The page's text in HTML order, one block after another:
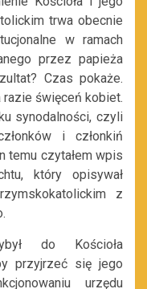
trwa obecnie
w ramach
przez papieża
Czas pokaże.
święceń kobiet.
synodalności, czyli
i członkiń
temu czytałem wpis
który opisywał
z
do Kościoła
przyjrzeć się jego
urzędu